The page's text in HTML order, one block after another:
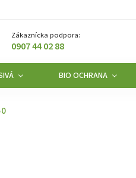
Zákaznícka podpora:
0907 44 02 88
BIO OCHRANA